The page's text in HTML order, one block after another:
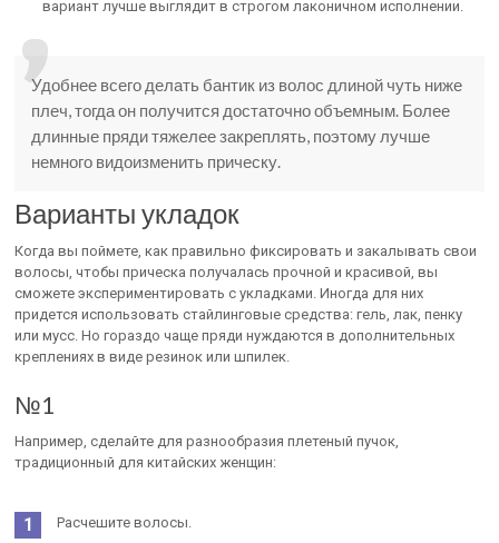
вариант лучше выглядит в строгом лаконичном исполнении.
Удобнее всего делать бантик из волос длиной чуть ниже
плеч, тогда он получится достаточно объемным. Более
длинные пряди тяжелее закреплять, поэтому лучше
немного видоизменить прическу.
Варианты укладок
Когда вы поймете, как правильно фиксировать и закалывать свои
волосы, чтобы прическа получалась прочной и красивой, вы
сможете экспериментировать с укладками. Иногда для них
придется использовать стайлинговые средства: гель, лак, пенку
или мусс. Но гораздо чаще пряди нуждаются в дополнительных
креплениях в виде резинок или шпилек.
№1
Например, сделайте для разнообразия плетеный пучок,
традиционный для китайских женщин:
Расчешите волосы.